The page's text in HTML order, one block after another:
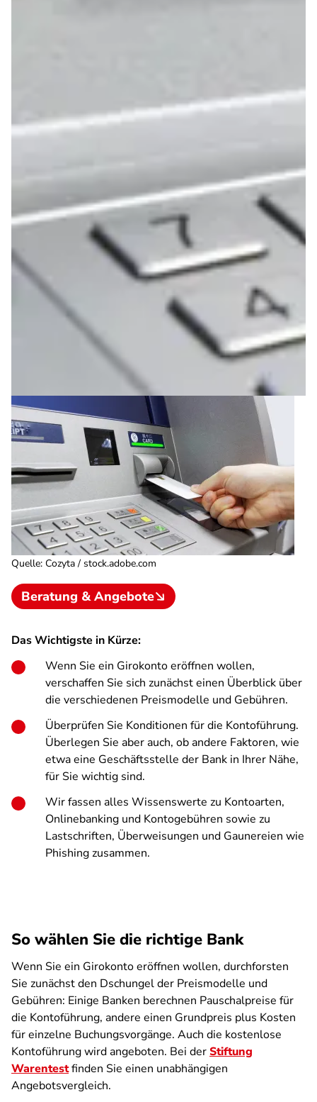
Quelle: Cozyta / stock.adobe.com
Beratung & Angebote
Das Wichtigste in Kürze:
Wenn Sie ein Girokonto eröffnen wollen,
verschaffen Sie sich zunächst einen Überblick über
die verschiedenen Preismodelle und Gebühren.
Überprüfen Sie Konditionen für die Kontoführung.
Überlegen Sie aber auch, ob andere Faktoren, wie
etwa eine Geschäftsstelle der Bank in Ihrer Nähe,
für Sie wichtig sind.
Wir fassen alles Wissenswerte zu Kontoarten,
Onlinebanking und Kontogebühren sowie zu
Lastschriften, Überweisungen und Gaunereien wie
Phishing zusammen.
So wählen Sie die richtige Bank
Wenn Sie ein Girokonto eröffnen wollen, durchforsten
Sie zunächst den Dschungel der Preismodelle und
Gebühren: Einige Banken berechnen Pauschalpreise für
die Kontoführung, andere einen Grundpreis plus Kosten
für einzelne Buchungsvorgänge. Auch die kostenlose
Kontoführung wird angeboten. Bei derStiftung
Warentestfinden Sie einen unabhängigen
Angebotsvergleich.